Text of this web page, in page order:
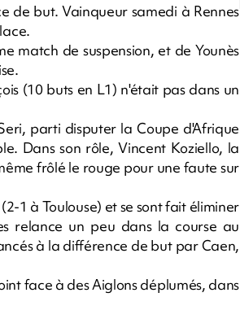
de but. Vainqueur samedi à Rennes
match de suspension, et de Younès
(10 buts en L1) n'était pas dans un
parti disputer la Coupe d'Afrique
Dans son rôle, Vincent Koziello, la
frôlé le rouge pour une faute sur
1 à Toulouse) et se sont fait éliminer
relance un peu dans la course au
à la différence de but par Caen,
face à des Aiglons déplumés, dans